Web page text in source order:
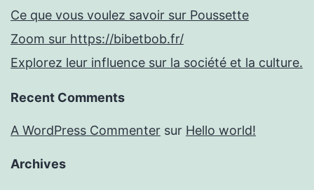
Ce que vous voulez savoir sur Poussette
Zoom sur https://bibetbob.fr/
Explorez leur influence sur la société et la culture.
Recent Comments
A WordPress Commenter sur Hello world!
Archives